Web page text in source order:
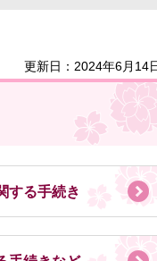
更新日：2024年6月14
する手続き